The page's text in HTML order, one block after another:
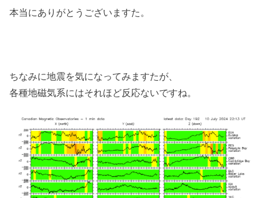
本当にありがとうございますた。
ちなみに地震を気になってみますたが、
各種地磁気系にはそれほど反応ないですね。